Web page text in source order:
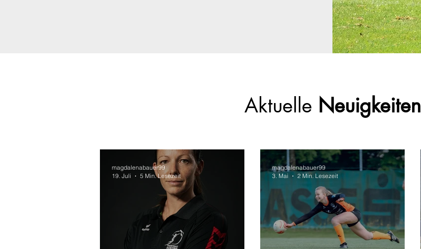
Aktuelle Neuigkeiten
magdalenabauer99
19. Juli
5 Min. Lesezeit
magdalenabauer99
3. Mai
2 Min. Lesezeit